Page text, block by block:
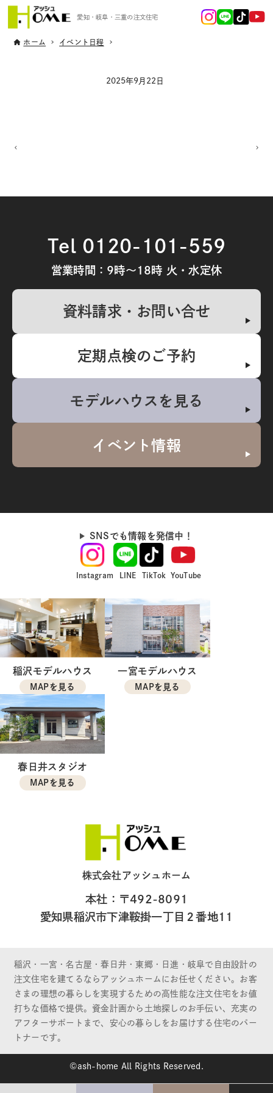
愛知・岐阜・三重の注文住宅
ホーム イベント日程
2025年9月22日
Tel 0120-101-559
営業時間：9時～18時 火・水定休
資料請求・お問い合せ
定期点検のご予約
モデルハウスを見る
イベント情報
SNSでも情報を発信中！
Instagram LINE TikTok YouTube
稲沢モデルハウス
MAPを見る
一宮モデルハウス
MAPを見る
春日井スタジオ
MAPを見る
株式会社アッシュホーム
本社：〒492-8091
愛知県稲沢市下津鞍掛一丁目２番地11
稲沢・一宮・名古屋・春日井・東郷・日進・岐阜で自由設計の
注文住宅を建てるならアッシュホームにお任せください。お客
さまの理想の暮らしを実現するための高性能な注文住宅をお値
打ちな価格で提供。資金計画から土地探しのお手伝い、充実の
アフターサポートまで、安心の暮らしをお届けする住宅のパー
トナーです。
©ash-home All Rights Reserved.